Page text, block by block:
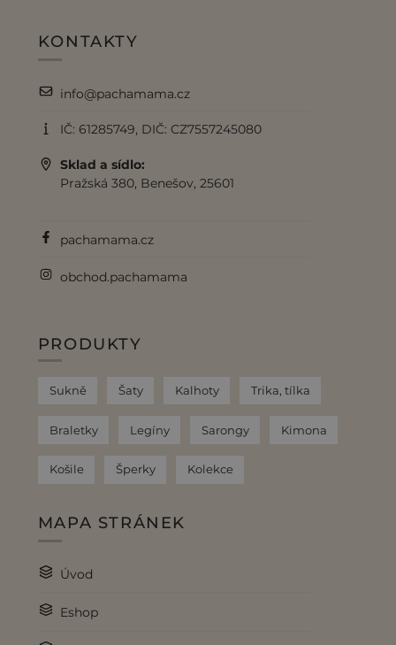
KONTAKTY
info@pachamama.cz
IČ: 61285749, DIČ: CZ7557245080
Sklad a sídlo:
Pražská 380, Benešov, 25601
pachamama.cz
obchod.pachamama
PRODUKTY
Sukně Šaty Kalhoty Trika, tílka
Braletky Legíny Sarongy Kimona
Košile Šperky Kolekce
MAPA STRÁNEK
Úvod
Eshop